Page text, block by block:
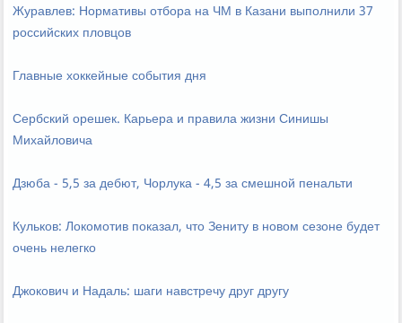
Журавлев: Нормативы отбора на ЧМ в Казани выполнили 37
российских пловцов
Главные хоккейные события дня
Сербский орешек. Карьера и правила жизни Синишы
Михайловича
Дзюба - 5,5 за дебют, Чорлука - 4,5 за смешной пенальти
Кульков: Локомотив показал, что Зениту в новом сезоне будет
очень нелегко
Джокович и Надаль: шаги навстречу друг другу